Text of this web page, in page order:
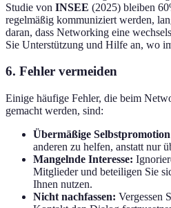
Studie von INSEE (2025) bleiben
regelmäßig kommuniziert werden,
daran, dass Networking eine
Sie Unterstützung und Hilfe an, wo
6. Fehler vermeiden
Einige häufige Fehler, die beim
gemacht werden, sind:
Übermäßige
anderen zu helfen, anstatt nur
Mangelnde Interesse:
Mitglieder und beteiligen Sie
Ihnen nutzen.
Nicht nachfassen: Vergessen